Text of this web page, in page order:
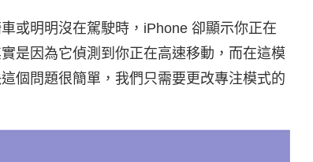
或明明沒在駕駛時，iPhone 卻顯示你正在
是因為它偵測到你正在高速移動，而在這模
個問題很簡單，我們只需要更改專注模式的